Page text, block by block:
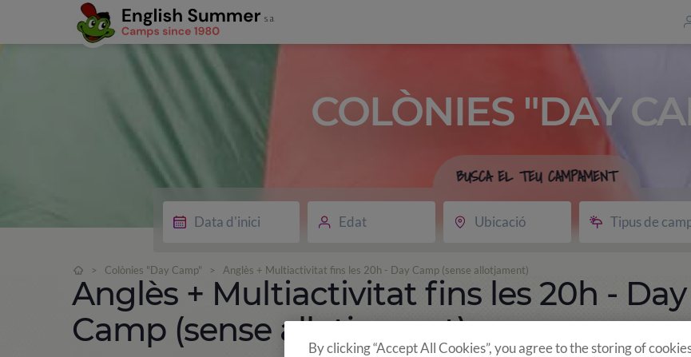
COLÒNIES "DAY
BUSCA EL TEU CAMPAMENT
Edat Ubicació Tipus de
> Colònies "Day Camp" > Anglès + Multiactivitat fins les 20h - Day Camp (sense allotjament)
Anglès + Multiactivitat fins les 20h - Day
Camp (sense allotjament)By clicking “Accept All Cookies”, you agree to the storing of